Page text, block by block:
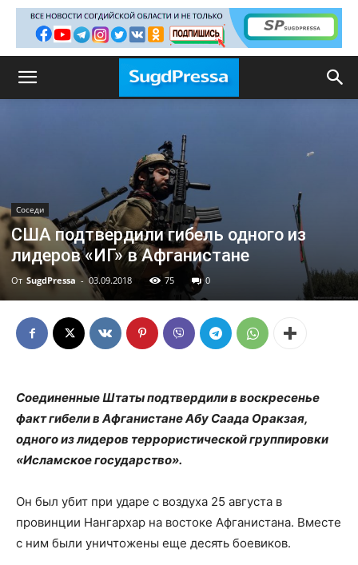
Соседи
США подтвердили гибель одного из
лидеров «ИГ» в Афганистане
От SugdPressa - 03.09.2018 75 0
Соединенные Штаты подтвердили в воскресенье
факт гибели в Афганистане Абу Саада Оракзая,
одного из лидеров террористической группировки
«Исламское государство».
Он был убит при ударе с воздуха 25 августа в
провинции Нангархар на востоке Афганистана. Вместе
с ним были уничтожены еще десять боевиков.